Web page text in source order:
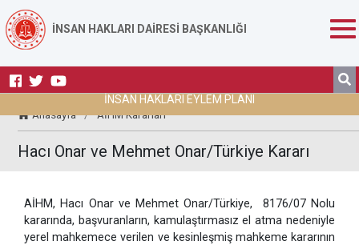
İNSAN HAKLARI DAİRESİ BAŞKANLIĞI
İNSAN HAKLARI EYLEM PLANI
Anasayfa / AİHM Kararları
Hacı Onar ve Mehmet Onar/Türkiye Kararı
AİHM, Hacı Onar ve Mehmet Onar/Türkiye, 8176/07 Nolu
kararında, başvuranların, kamulaştırmasız el atma nedeniyle
yerel mahkemece verilen ve kesinleşmiş mahkeme kararının